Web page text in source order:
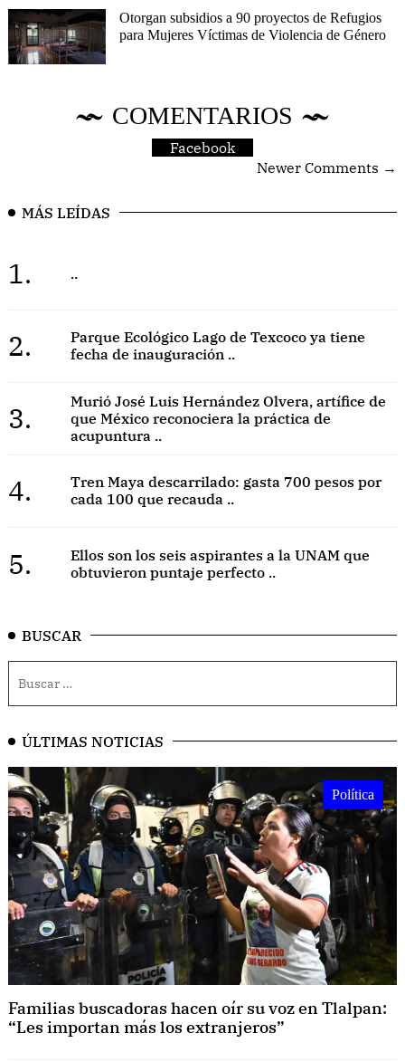
Otorgan subsidios a 90 proyectos de Refugios
para Mujeres Víctimas de Violencia de Género
COMENTARIOS
Facebook
Newer Comments →
MÁS LEÍDAS
1. ..
2.
Parque Ecológico Lago de Texcoco ya tiene
fecha de inauguración ..
3.
Murió José Luis Hernández Olvera, artífice de
que México reconociera la práctica de
acupuntura ..
4.
Tren Maya descarrilado: gasta 700 pesos por
cada 100 que recauda ..
5.
Ellos son los seis aspirantes a la UNAM que
obtuvieron puntaje perfecto ..
BUSCAR
ÚLTIMAS NOTICIAS
Política
Familias buscadoras hacen oír su voz en Tlalpan:
“Les importan más los extranjeros”